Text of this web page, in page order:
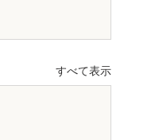
すべて表示